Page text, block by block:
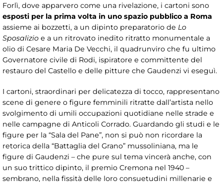
Forlì, dove apparvero come una rivelazione, i cartoni sono
esposti per la prima volta in uno spazio pubblico a Roma
assieme ai bozzetti, a un dipinto preparatorio de Lo
Sposalizio e a un ritrovato inedito ritratto monumentale a
olio di Cesare Maria De Vecchi, il quadrunviro che fu ultimo
Governatore civile di Rodi, ispiratore e committente del
restauro del Castello e delle pitture che Gaudenzi vi eseguì.
I cartoni, straordinari per delicatezza di tocco, rappresentano
scene di genere o figure femminili ritratte dall’artista nello
svolgimento di umili occupazioni quotidiane nelle strade e
nelle campagne di Anticoli Corrado. Guardando gli studi e le
figure per la “Sala del Pane”, non si può non ricordare la
retorica della “Battaglia del Grano” mussoliniana, ma le
figure di Gaudenzi – che pure sul tema vincerà anche, con
un suo trittico dipinto, il premio Cremona nel 1940 –
sembrano, nella fissità delle loro consuetudini millenarie e